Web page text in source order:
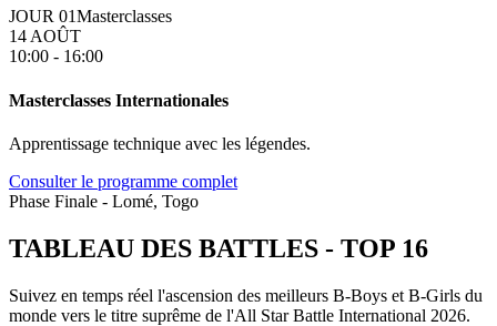
JOUR 01Masterclasses
14 AOÛT
10:00 - 16:00
Masterclasses Internationales
Apprentissage technique avec les légendes.
Consulter le programme complet
Phase Finale - Lomé, Togo
TABLEAU DES BATTLES - TOP 16
Suivez en temps réel l'ascension des meilleurs B-Boys et B-Girls du
monde vers le titre suprême de l'All Star Battle International 2026.